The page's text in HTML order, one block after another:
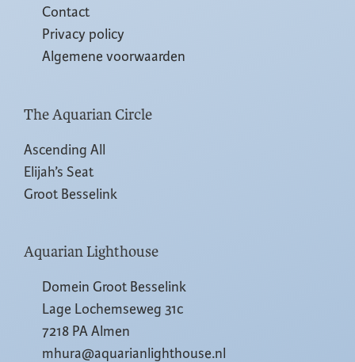
Contact
Privacy policy
Algemene voorwaarden
The Aquarian Circle
Ascending All
Elijah’s Seat
Groot Besselink
Aquarian Lighthouse
Domein Groot Besselink
Lage Lochemseweg 31c
7218 PA Almen
mhura@aquarianlighthouse.nl